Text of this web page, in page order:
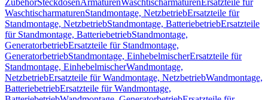
ZubehörSteckdosenArmaturenWaschtischarmaturen Ersatzteile für
WaschtischarmaturenStandmontage, NetzbetriebErsatzteile für
Standmontage, NetzbetriebStandmontage, BatteriebetriebErsatzteile
für Standmontage, BatteriebetriebStandmontage,
GeneratorbetriebErsatzteile für Standmontage,
GeneratorbetriebStandmontage, EinhebelmischerErsatzteile für
Standmontage, EinhebelmischerWandmontage,
NetzbetriebErsatzteile für Wandmontage, NetzbetriebWandmontage,
BatteriebetriebErsatzteile für Wandmontage,